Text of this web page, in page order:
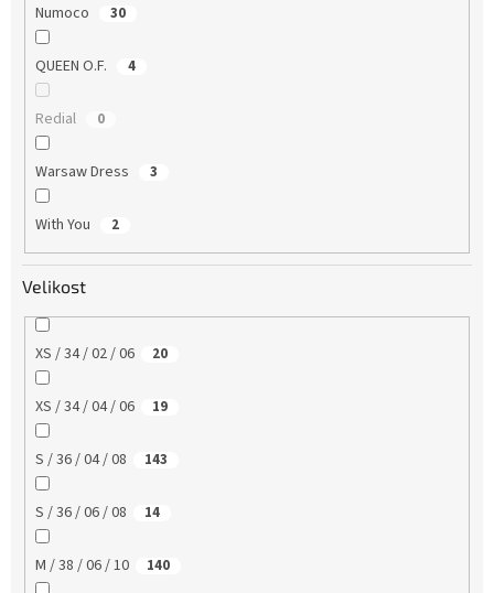
Numoco 30
QUEEN O.F. 4
Redial 0
Warsaw Dress 3
With You 2
Velikost
XS / 34 / 02 / 06 20
XS / 34 / 04 / 06 19
S / 36 / 04 / 08 143
S / 36 / 06 / 08 14
M / 38 / 06 / 10 140